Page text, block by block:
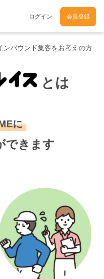
ログイン 会員登録
ンバウンド集客をお考えの方
とは
に
できます